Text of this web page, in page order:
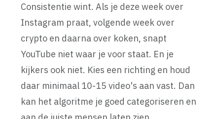
Consistentie wint. Als je deze week over
Instagram praat, volgende week over
crypto en daarna over koken, snapt
YouTube niet waar je voor staat. En je
kijkers ook niet. Kies een richting en houd
daar minimaal 10-15 video's aan vast. Dan
kan het algoritme je goed categoriseren en